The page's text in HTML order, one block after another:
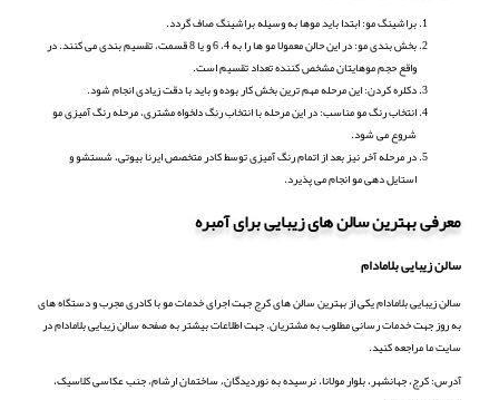
براشینگ مو: ابتدا باید موها به وسیله براشینگ صاف گردد.
بخش بندی مو: در این حالن معمولا مو ها را به 4، 6 و یا 8 قسمت، تقسیم بندی می کنند. در
واقع حجم موهایتان مشخص کننده تعداد تقسیم است.
دکلره کردن: این مرحله مهم ترین بخش کار بوده و باید با دقت زیادی انجام شود.
انتخاب رنگ مو مناسب: در این مرحله با انتخاب رنگ دلخواه مشتری، مرحله رنگ آمیزی مو
شروع می شود.
در مرحله آخر نیز بعد از اتمام رنگ آمیزی توسط کادر متخصص ایرنا بیوتی، شستشو و
استایل دهی مو انجام می پذیرد.
معرفی بهترین سالن های زیبایی برای آمبره
سالن زیبایی بلامادام
سالن زیبایی بلامادام یکی از بهترین سالن های کرج جهت اجرای خدمات مو با کادری مجرب و دستگاه های
به روز جهت خدمات رسانی مطلوب به مشتریان. جهت اطلاعات بیشتر به صفحه سالن زیبایی بلامادام در
سایت ما مراجعه کنید.
آدرس: کرج، جهانشهر، بلوار مولانا، نرسیده به نوردیدگان، ساختمان ارشام، جنب عکاسی کلاسیک،